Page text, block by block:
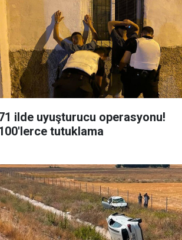
ilde uyuşturucu operasyonu!
tutuklama